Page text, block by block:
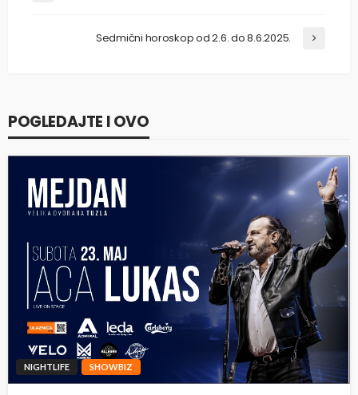
Sedmični horoskop od 2.6. do 8.6.2025.
POGLEDAJTE I OVO
NIGHTLIFE SHOWBIZ